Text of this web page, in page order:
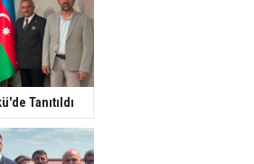
Tanıtıldı